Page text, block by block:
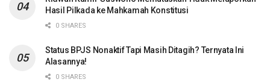
Hasil Pilkada ke Mahkamah Konstitusi
0 SHARES
Status BPJS Nonaktif Tapi Masih Ditagih? Ternyata Ini
Alasannya!
0 SHARES